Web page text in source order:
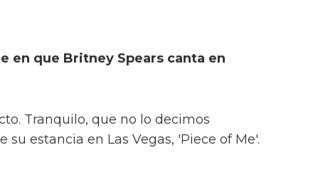
en que Britney Spears canta en
Tranquilo, que no lo decimos
estancia en Las Vegas, 'Piece of Me'.